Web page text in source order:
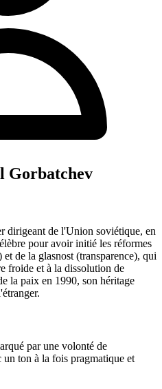
Gorbatchev
dirigeant de l'Union soviétique, en
pour avoir initié les réformes
de la glasnost (transparence), qui
froide et à la dissolution de
la paix en 1990, son héritage
par une volonté de
un ton à la fois pragmatique et